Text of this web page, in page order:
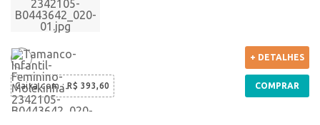
Caixa com: R$ 393,60
+ DETALHES
COMPRAR